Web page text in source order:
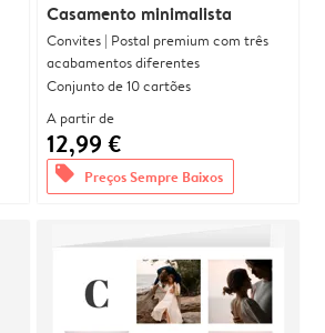
Casamento minimalista
Convites | Postal premium com três
acabamentos diferentes
Conjunto de 10 cartões
A partir de
12,99 €
offers Preços Sempre Baixos